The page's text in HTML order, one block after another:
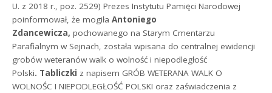
U. z 2018 r., poz. 2529) Prezes Instytutu Pamięci Narodowej
poinformował, że mogiłaAntoniego
Zdancewicza, pochowanego na Starym Cmentarzu
Parafialnym w Sejnach, została wpisana do centralnej ewidencji
grobów weteranów walk o wolność i niepodległość
Polski. Tabliczki z napisem GRÓB WETERANA WALK O
WOLNOŚC I NIEPODLEGŁOŚĆ POLSKI oraz zaświadczenia z